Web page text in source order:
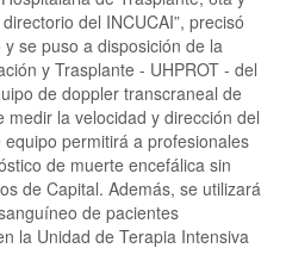
del INCUCAI”, precisó
se puso a disposición de la
y Trasplante - UHPROT - del
de doppler transcraneal de
la velocidad y dirección del
permitirá a profesionales
de muerte encefálica sin
de Capital. Además, se utilizará
de pacientes
la Unidad de Terapia Intensiva